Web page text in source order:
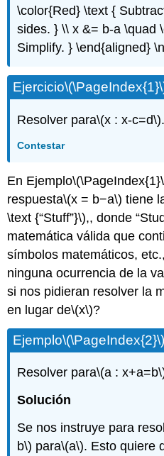
\color{Red} \text {
sides. } \\ x &= b-a \quad
Simplify. } \end{aligned}
Ejercicio
Resolver para\(x : x-c=d\).
Contestar
En Ejemplo
respuesta\(x = b−a\) tiene
\text {“Stuff”}\),, donde
matemática válida que
símbolos matemáticos,
ninguna ocurrencia de la
si nos pidieran resolver la
en lugar de\(x\)?
Ejemplo\(\PageIndex{2}\)
Resolver para\(a :
Solución
Se nos instruye para
b\) para\(a\). Esto quiere